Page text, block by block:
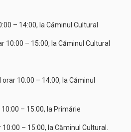
– 14:00, la Căminul Cultural
10:00 – 15:00, la Căminul Cultural
10:00 – 14:00, la Căminul
– 15:00, la Primărie
– 15:00, la Căminul Cultural.